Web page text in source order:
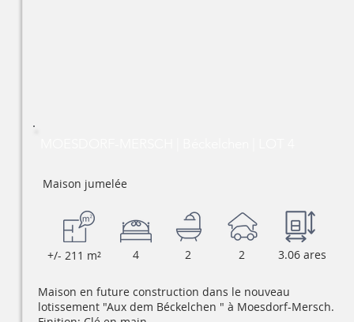
Maison jumelée
+/- 211 m² 4 2 2 3.06 ares
Maison en future construction dans le nouveau
lotissement "Aux dem Béckelchen " à Moesdorf-Mersch.